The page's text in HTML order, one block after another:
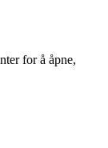
for å åpne,